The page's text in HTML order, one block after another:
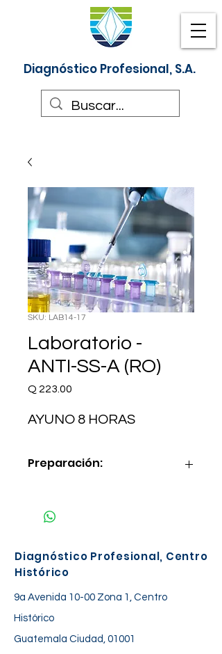
Diagnóstico Profesional, S.A.
SKU: LAB14-17
Laboratorio -
ANTI-SS-A (RO)
Q 223.00
AYUNO 8 HORAS
Preparación:
Diagnóstico Profesional, Centro
Histórico
9a Avenida 10-00 Zona 1, Centro
Histórico
Guatemala Ciudad, 01001